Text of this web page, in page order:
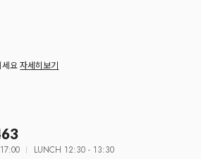
세요자세히보기
LUNCH 12:30 - 13:30